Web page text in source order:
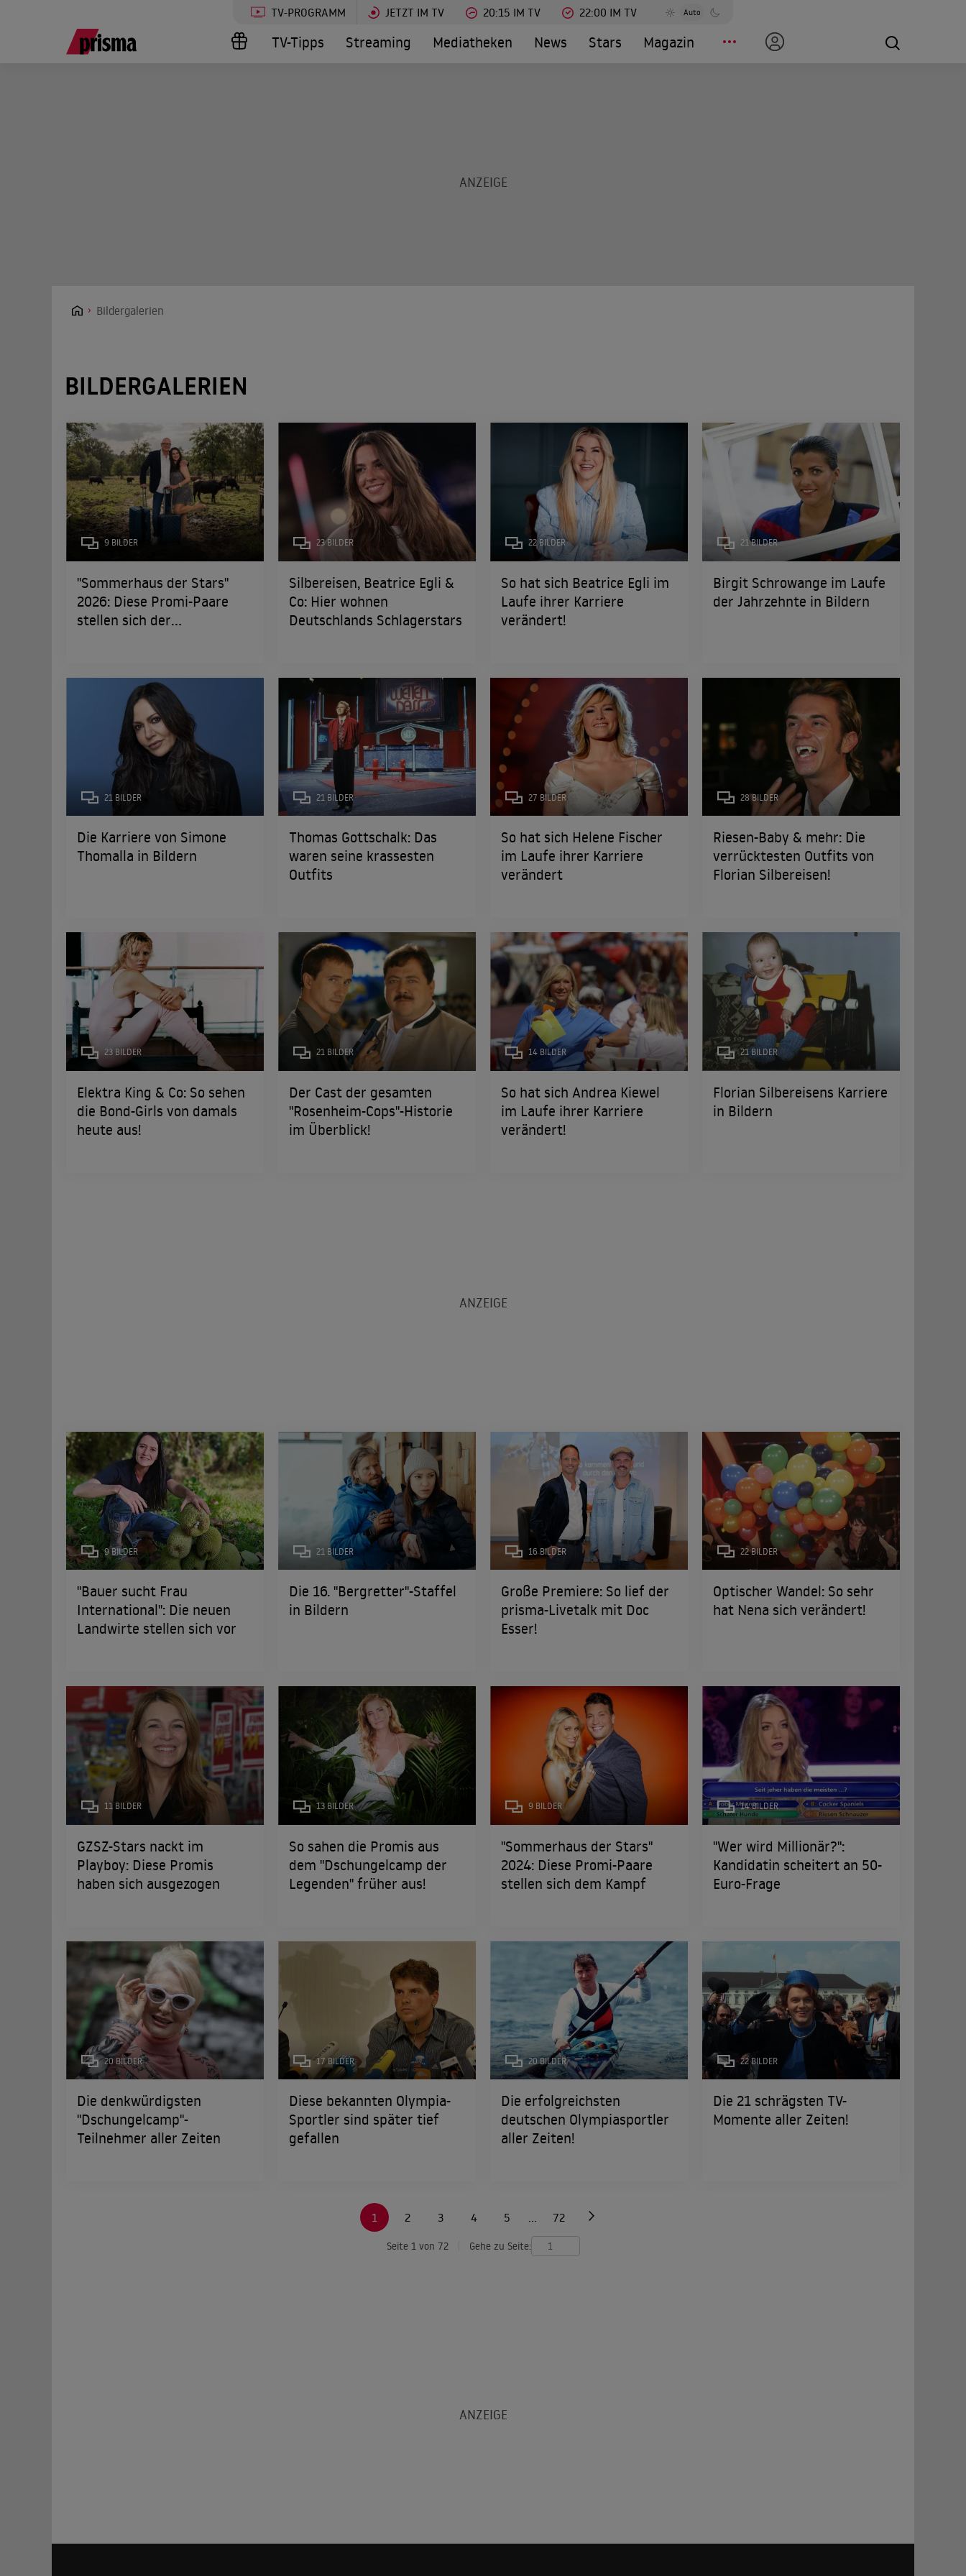
TV-PROGRAMM JETZT IM TV 20:15 IM TV 22:00 IM TV Auto
TV-Tipps Streaming Mediatheken News Stars Magazin
Bildergalerien
BILDERGALERIEN
9 BILDER
"Sommerhaus der Stars"
2026: Diese Promi-Paare
stellen sich der
23 BILDER
Silbereisen, Beatrice Egli &
Co: Hier wohnen
Deutschlands Schlagerstars
22 BILDER
So hat sich Beatrice Egli im
Laufe ihrer Karriere
verändert!
21 BILDER
Birgit Schrowange im Laufe
der Jahrzehnte in Bildern
21 BILDER
Die Karriere von Simone
Thomalla in Bildern
21 BILDER
Thomas Gottschalk: Das
waren seine krassesten
Outfits
27 BILDER
So hat sich Helene Fischer
im Laufe ihrer Karriere
verändert
28 BILDER
Riesen-Baby & mehr: Die
verrücktesten Outfits von
Florian Silbereisen!
23 BILDER
Elektra King & Co: So sehen
die Bond-Girls von damals
heute aus!
21 BILDER
Der Cast der gesamten
"Rosenheim-Cops"-Historie
im Überblick!
14 BILDER
So hat sich Andrea Kiewel
im Laufe ihrer Karriere
verändert!
21 BILDER
Florian Silbereisens Karriere
in Bildern
9 BILDER
"Bauer sucht Frau
International": Die neuen
Landwirte stellen sich vor
21 BILDER
Die 16. "Bergretter"-Staffel
in Bildern
16 BILDER
Große Premiere: So lief der
prisma-Livetalk mit Doc
Esser!
22 BILDER
Optischer Wandel: So sehr
hat Nena sich verändert!
11 BILDER
GZSZ-Stars nackt im
Playboy: Diese Promis
haben sich ausgezogen
13 BILDER
So sahen die Promis aus
dem "Dschungelcamp der
Legenden" früher aus!
9 BILDER
"Sommerhaus der Stars"
2024: Diese Promi-Paare
stellen sich dem Kampf
14 BILDER
"Wer wird Millionär?":
Kandidatin scheitert an 50-
Euro-Frage
20 BILDER
Die denkwürdigsten
"Dschungelcamp"-
Teilnehmer aller Zeiten
17 BILDER
Diese bekannten Olympia-
Sportler sind später tief
gefallen
20 BILDER
Die erfolgreichsten
deutschen Olympiasportler
aller Zeiten!
22 BILDER
Die 21 schrägsten TV-
Momente aller Zeiten!
1 2 3 4 5 … 72
Seite 1 von 72 Gehe zu Seite: